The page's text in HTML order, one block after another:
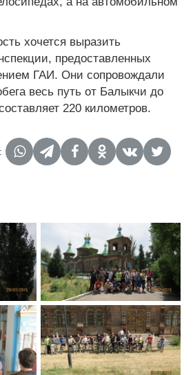
хочется выразить
предоставленных
ГАИ. Они сопровождали
весь путь от Балыкчи до
220 километров.